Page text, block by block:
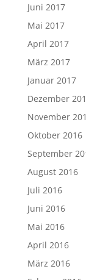
Juni 2017
Mai 2017
April 2017
März 2017
Januar 2017
Dezember
November
Oktober 2016
September
August 2016
Juli 2016
Juni 2016
Mai 2016
April 2016
März 2016